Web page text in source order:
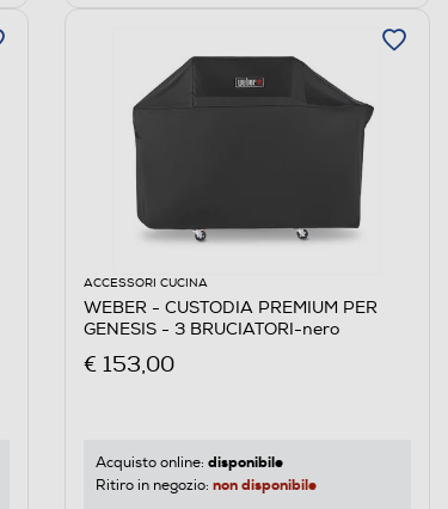
ACCESSORI CUCINA
WEBER - CUSTODIA PREMIUM PER
GENESIS - 3 BRUCIATORI-nero
€ 153,00
Acquisto online: disponibile
Ritiro in negozio: non disponibile